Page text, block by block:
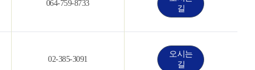
064-759-8733
길
02-385-3091
오시는
길